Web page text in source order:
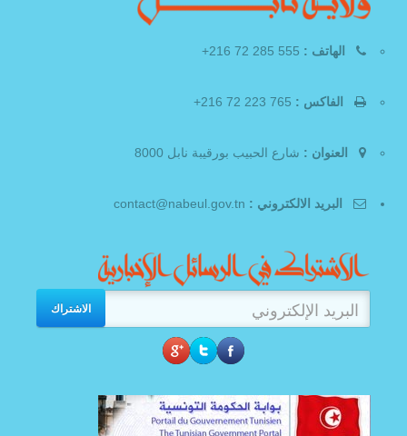
الهاتف :
الفاكس :
العنوان : شارع الحبيب بورقيبة نابل 8000
البريد الالكتروني :
الاشتراك